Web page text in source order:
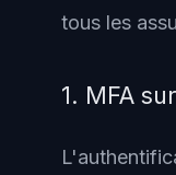
tous les
1. MFA